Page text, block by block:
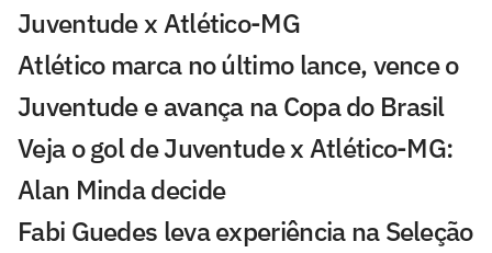
Juventude x Atlético-MG
Atlético marca no último lance, vence o
Juventude e avança na Copa do Brasil
Veja o gol de Juventude x Atlético-MG:
Alan Minda decide
Fabi Guedes leva experiência na Seleção